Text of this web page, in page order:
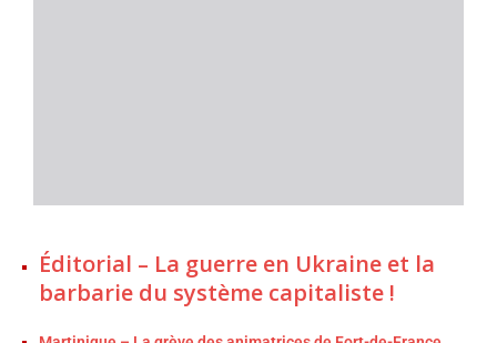
Éditorial – La guerre en Ukraine et la
barbarie du système capitaliste !